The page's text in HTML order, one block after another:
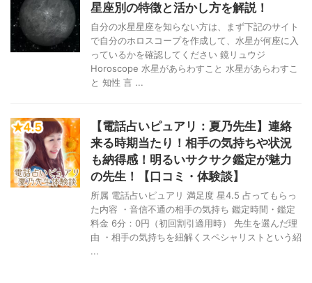
星座別の特徴と活かし方を解説！
自分の水星星座を知らない方は、まず下記のサイト
で自分のホロスコープを作成して、水星が何座に入
っているかを確認してください 鏡リュウジ
Horoscope 水星があらわすこと 水星があらわすこ
と 知性 言 ...
【電話占いピュアリ：夏乃先生】連絡
来る時期当たり！相手の気持ちや状況
も納得感！明るいサクサク鑑定が魅力
の先生！【口コミ・体験談】
所属 電話占いピュアリ 満足度 星4.5 占ってもらっ
た内容 ・音信不通の相手の気持ち 鑑定時間・鑑定
料金 6分：0円（初回割引適用時） 先生を選んだ理
由 ・相手の気持ちを紐解くスペシャリストという紹
...